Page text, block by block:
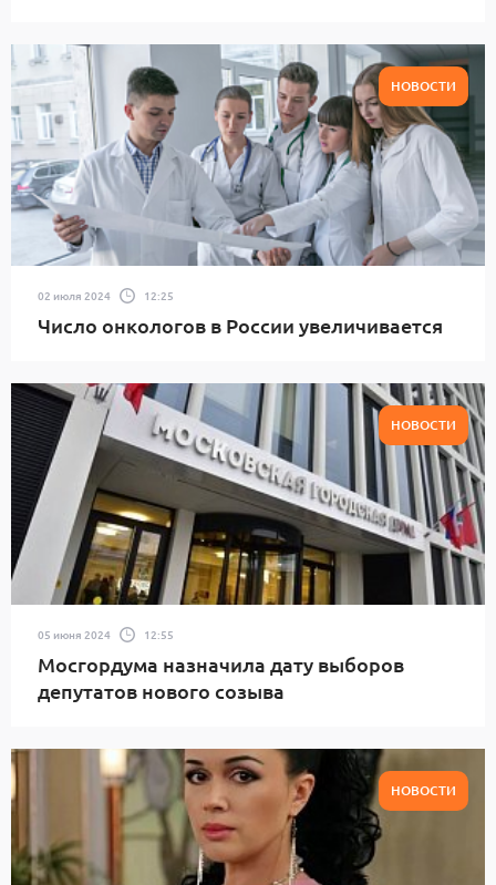
НОВОСТИ
02 июля 2024 12:25
Число онкологов в России увеличивается
НОВОСТИ
05 июня 2024 12:55
Мосгордума назначила дату выборов
депутатов нового созыва
НОВОСТИ